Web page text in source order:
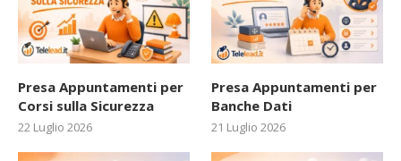
Presa Appuntamenti per
Corsi sulla Sicurezza
22 Luglio 2026
Presa Appuntamenti per
Banche Dati
21 Luglio 2026